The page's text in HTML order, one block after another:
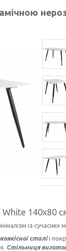
White 140х80
із
сталіі
Стільниця